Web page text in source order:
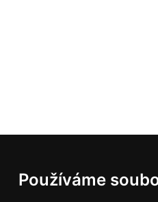
Používáme